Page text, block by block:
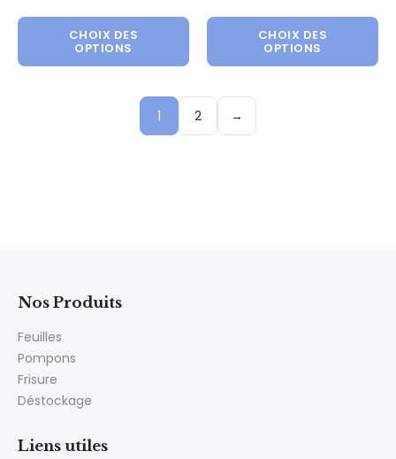
CHOIX DES
OPTIONS
Ce produit a plusieurs
CHOIX DES
OPTIONS
1 2 →
Nos Produits
Feuilles
Pompons
Frisure
Déstockage
Liens utiles